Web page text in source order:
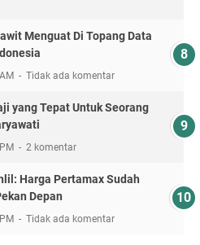
Menguat Di Topang Data
Tidak ada komentar
yang Tepat Untuk Seorang
2 komentar
Harga Pertamax Sudah
Depan
Tidak ada komentar